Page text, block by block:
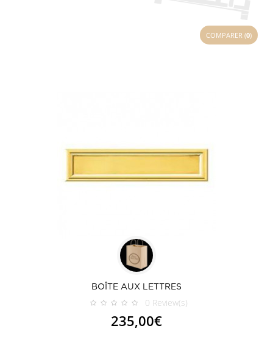
COMPARER (0)
BOÎTE AUX LETTRES
0 Review(s)
235,00€